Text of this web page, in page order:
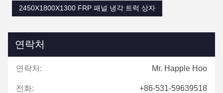
2450X1800X1300 FRP 패널 냉각 트럭 상자
연락처
연락처: Mr. Happle Hoo
전화: +86-531-59639518